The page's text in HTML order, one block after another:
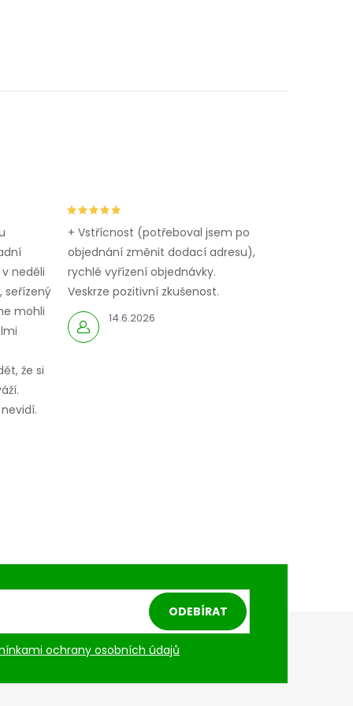
neděli
seřízený
mohli
že si
14.6.2026
+ Vstřícnost (potřeboval jsem po
objednání změnit dodací adresu),
rychlé vyřízení objednávky.
Veskrze pozitivní zkušenost.
ochrany osobních údajů
ODEBÍRAT